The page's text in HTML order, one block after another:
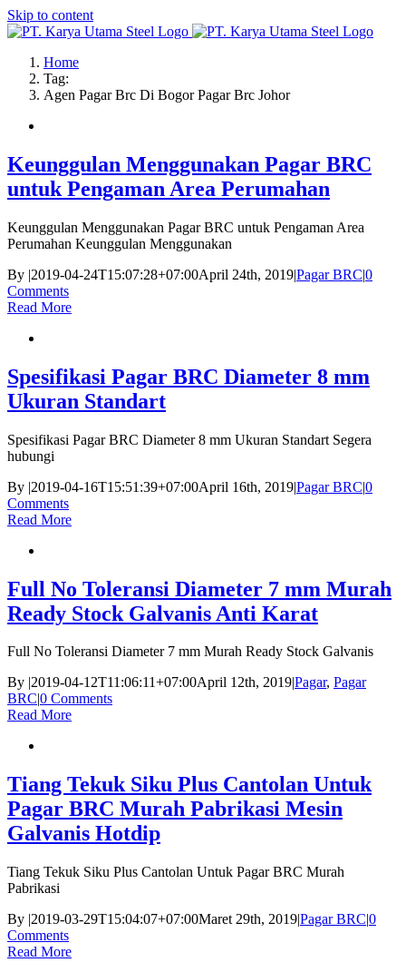
Skip to content
Home
Tag:
Agen Pagar Brc Di Bogor Pagar Brc Johor
Keunggulan Menggunakan Pagar BRC
untuk Pengaman Area Perumahan
Keunggulan Menggunakan Pagar BRC untuk Pengaman Area
Perumahan Keunggulan Menggunakan
By |2019-04-24T15:07:28+07:00April 24th, 2019|Pagar BRC|0
Comments
Read More
Spesifikasi Pagar BRC Diameter 8 mm
Ukuran Standart
Spesifikasi Pagar BRC Diameter 8 mm Ukuran Standart Segera
hubungi
By |2019-04-16T15:51:39+07:00April 16th, 2019|Pagar BRC|0
Comments
Read More
Full No Toleransi Diameter 7 mm Murah
Ready Stock Galvanis Anti Karat
Full No Toleransi Diameter 7 mm Murah Ready Stock Galvanis
By |2019-04-12T11:06:11+07:00April 12th, 2019|Pagar, Pagar
BRC|0 Comments
Read More
Tiang Tekuk Siku Plus Cantolan Untuk
Pagar BRC Murah Pabrikasi Mesin
Galvanis Hotdip
Tiang Tekuk Siku Plus Cantolan Untuk Pagar BRC Murah
Pabrikasi
By |2019-03-29T15:04:07+07:00Maret 29th, 2019|Pagar BRC|0
Comments
Read More